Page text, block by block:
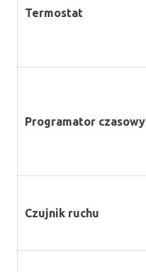
Termostat
Programator czasowy
Czujnik ruchu